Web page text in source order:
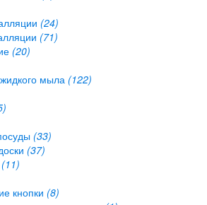
(24)
(71)
(20)
мыла (122)
(33)
(37)
(11)
кнопки (8)